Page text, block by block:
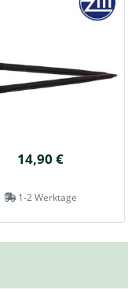
14,90 €
1-2 Werktage